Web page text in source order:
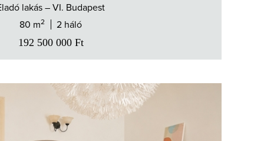
lakás– VI. Budapest
80 m2 2 háló
192 500 000 Ft